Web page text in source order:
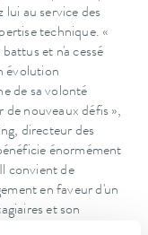
lui au service des
technique. «
et n'a cessé
évolution
de sa volonté
de nouveaux défis »,
directeur des
énormément
convient de
en faveur d'un
et son